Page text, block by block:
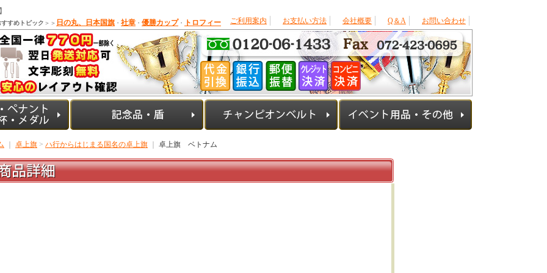
ご利用案内
お支払い方法 会社概要 Q＆A お問い合わせ
すすめトピック ＞＞ 日の丸、日本国旗 ・ 社章 ・ 優勝カップ ・ トロフィー
卓上旗 > ハ行からはじまる国名の卓上旗 卓上旗 ベトナム